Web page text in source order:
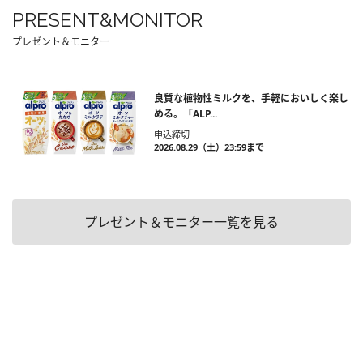
PRESENT&MONITOR
プレゼント＆モニター
良質な植物性ミルクを、手軽においしく楽し
める。「ALP...
申込締切
2026.08.29（土）23:59まで
プレゼント＆モニター一覧を見る